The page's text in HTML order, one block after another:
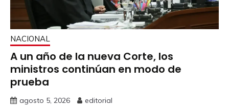
NACIONAL
A un año de la nueva Corte, los
ministros continúan en modo de
prueba
agosto 5, 2026 editorial